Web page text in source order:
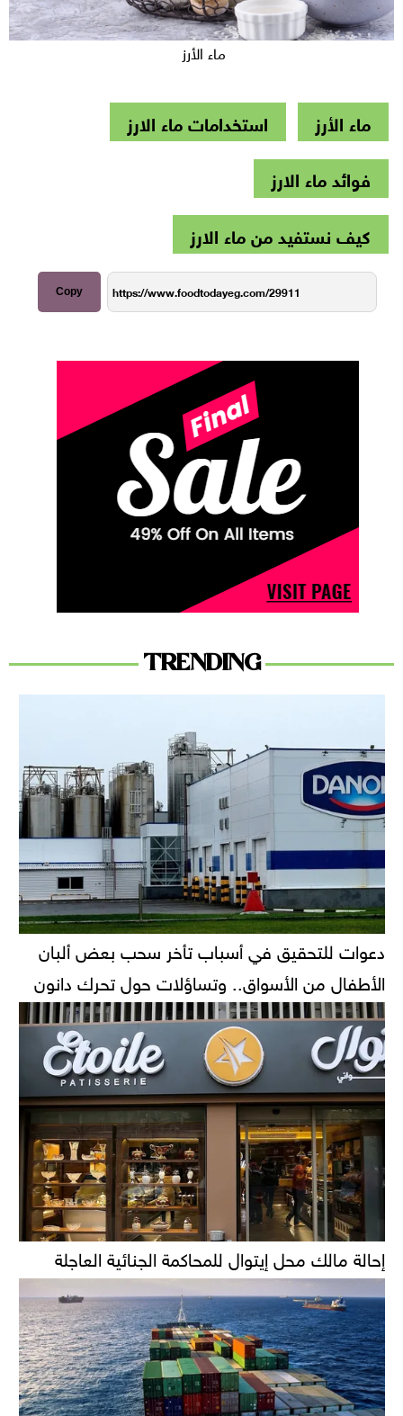
ماء الأرز
ماء الأرز
استخدامات ماء الارز
فوائد ماء الارز
كيف نستفيد من ماء الارز
Copy
TRENDING
دعوات للتحقيق في أسباب تأخر سحب بعض ألبان
الأطفال من الأسواق.. وتساؤلات حول تحرك دانون
إحالة مالك محل إيتوال للمحاكمة الجنائية العاجلة